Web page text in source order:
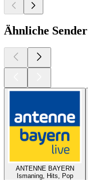
Ähnliche Sender
ANTENNE BAYERN
Ismaning, Hits, Pop